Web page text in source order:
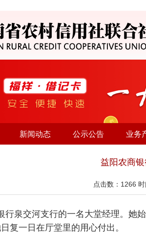
新闻动态 公示公告 业务
益阳农商
点击数： 1266
行泉交河支行的一名大堂经理。她
复一日在厅堂里的用心付出。